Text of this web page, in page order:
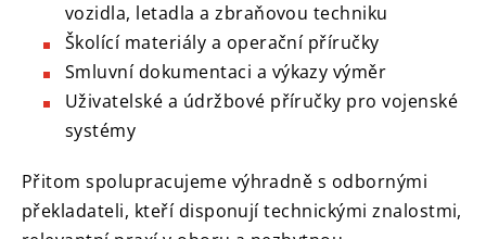
vozidla, letadla a zbraňovou techniku
Školící materiály a operační příručky
Smluvní dokumentaci a výkazy výměr
Uživatelské a údržbové příručky pro vojenské
systémy
Přitom spolupracujeme výhradně s odbornými
překladateli, kteří disponují technickými znalostmi,